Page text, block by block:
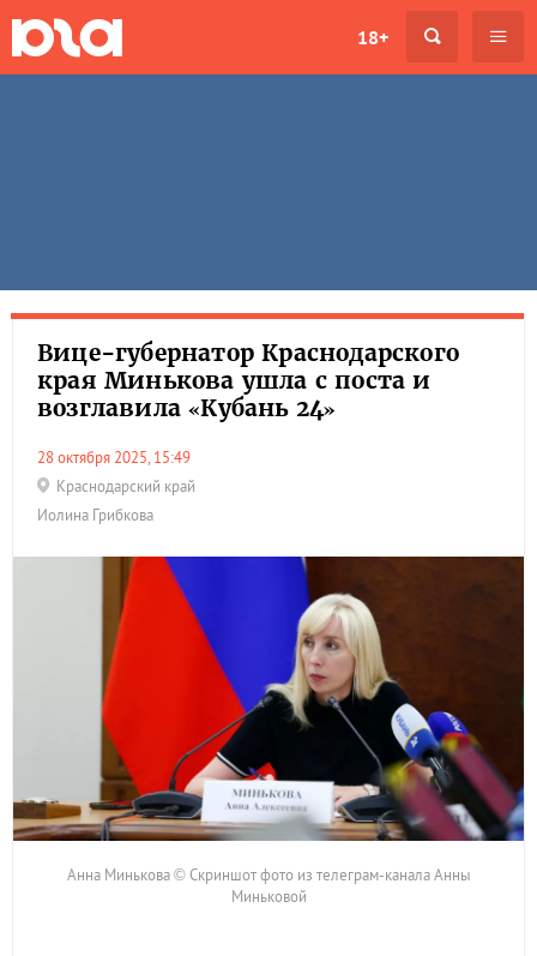
18+
Вице-губернатор Краснодарского
края Минькова ушла с поста и
возглавила «Кубань 24»
28 октября 2025, 15:49
Краснодарский край
Иолина Грибкова
Анна Минькова © Скриншот фото из телеграм-канала Анны
Миньковой